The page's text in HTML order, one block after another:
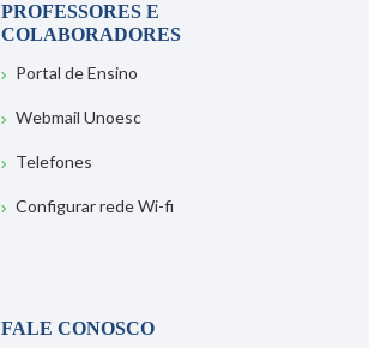
PROFESSORES E
COLABORADORES
Portal de Ensino
Webmail Unoesc
Telefones
Configurar rede Wi-fi
FALE CONOSCO